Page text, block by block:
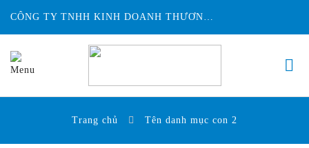
CÔNG TY TNHH KINH DOANH THƯƠNG MẠI ĐỨC HUY INTECH
Trang chủ Tên danh mục con 2